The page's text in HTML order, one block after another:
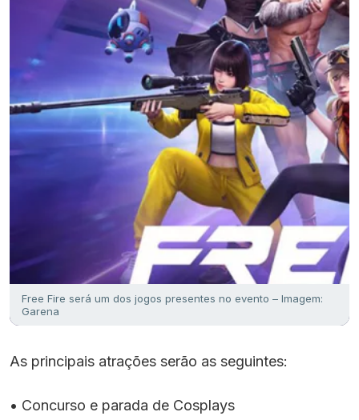
Free Fire será um dos jogos presentes no evento – Imagem:
Garena
As principais atrações serão as seguintes:
• Concurso e parada de Cosplays